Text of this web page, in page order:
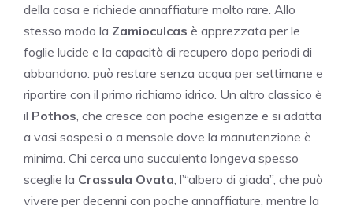
della casa e richiede annaffiature molto rare. Allo
stesso modo la Zamioculcas è apprezzata per le
foglie lucide e la capacità di recupero dopo periodi di
abbandono: può restare senza acqua per settimane e
ripartire con il primo richiamo idrico. Un altro classico è
il Pothos , che cresce con poche esigenze e si adatta
a vasi sospesi o a mensole dove la manutenzione è
minima. Chi cerca una succulenta longeva spesso
sceglie la Crassula Ovata , l’“albero di giada”, che può
vivere per decenni con poche annaffiature, mentre la